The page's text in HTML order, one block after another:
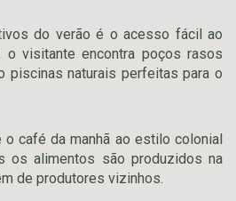
do verão é o acesso fácil ao
o visitante encontra poços rasos
piscinas naturais perfeitas para o
café da manhã ao estilo colonial
os alimentos são produzidos na
de produtores vizinhos.